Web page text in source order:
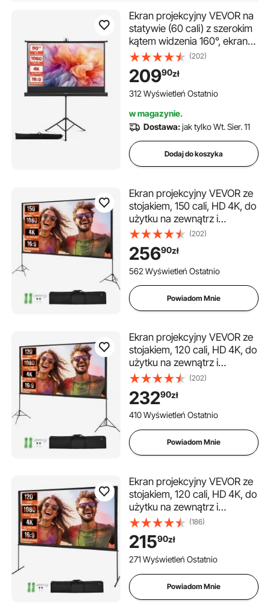
jaki ekran projekcyjny
jaki ekran projekcyjny do kina domowego
projektor i ekran projekcyjny
ekran projekcyjny 4k
ekran projekcyjny temu ekran projekcyjny
jaki ekran do kina domowego
Ekran projekcyjny VEVOR na
statywie (60 cali) z szerokim
kątem widzenia 160°, ekran
projekcyjny do użytku
wewnątrz i na zewnątrz,
projektor 16:9 4K HD,
przenośny ekran filmowy z
domowego
(202)
20990zł
312 Wyświetleń Ostatnio
w magazynie.
Dostawa:jak tylko Wt. Sier. 11
Dodaj do koszyka
Ekran projekcyjny VEVOR ze
stojakiem, 150 cali, HD 4K, do
użytku na zewnątrz i
wewnątrz, szybko składany,
przenośny ekran filmowy
16:9 do kina domowego, na
kemping i imprezy
(202)
25690zł
562 Wyświetleń Ostatnio
Powiadom Mnie
Ekran projekcyjny VEVOR ze
stojakiem, 120 cali, HD 4K, do
użytku na zewnątrz i
wewnątrz, szybko składany,
przenośny ekran filmowy
16:9 do kina domowego, na
kemping i imprezy
(202)
23290zł
410 Wyświetleń Ostatnio
Powiadom Mnie
Ekran projekcyjny VEVOR ze
stojakiem, 120 cali, HD 4K, do
użytku na zewnątrz i
wewnątrz, szybko składany,
przenośny ekran filmowy
16:9 do kina domowego, na
kemping, imprezy
(186)
21590zł
271 Wyświetleń Ostatnio
Powiadom Mnie